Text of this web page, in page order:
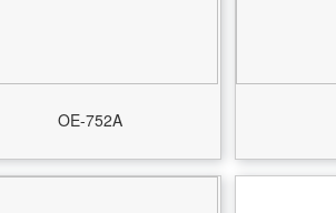
OE-752A